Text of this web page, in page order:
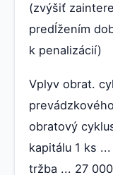
(zvýšiť
predĺžením
k penalizácií)
Vplyv obrat.
obratový
kapitálu 1 ks
tržba ... 27